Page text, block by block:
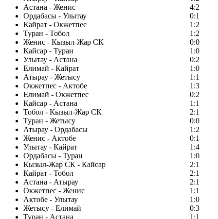
Астана - Женис
4:2
Ордабасы - Улытау
0:1
Кайрат - Окжетпес
1:2
Туран - Тобол
1:2
Женис - Кызыл-Жар СК
0:0
Кайсар - Туран
1:0
Улытау - Астана
0:2
Елимай - Кайрат
1:0
Атырау - Жетысу
1:1
Окжетпес - Актобе
1:3
Елимай - Окжетпес
0:2
Кайсар - Астана
1:1
Тобол - Кызыл-Жар СК
2:1
Туран - Жетысу
0:0
Атырау - Ордабасы
1:2
Женис - Актобе
0:1
Улытау - Кайрат
1:4
Ордабасы - Туран
1:0
Кызыл-Жар СК - Кайсар
2:1
Кайрат - Тобол
2:1
Астана - Атырау
2:1
Окжетпес - Женис
1:1
Актобе - Улытау
1:0
Жетысу - Елимай
0:3
Туран - Астана
1:1